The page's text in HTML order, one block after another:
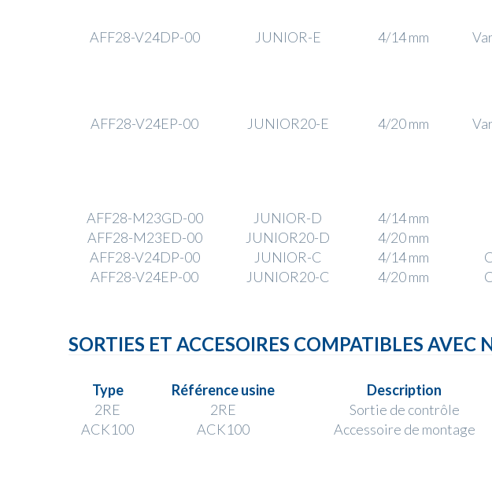
AFF28-V24DP-00
JUNIOR-E 4/14 mm
AFF28-V24EP-00
JUNIOR20-E 4/20 mm
AFF28-M23GD-00
JUNIOR-D 4/14 mm
AFF28-M23ED-00
JUNIOR20-D 4/20 mm
AFF28-V24DP-00
JUNIOR-C 4/14 mm
AFF28-V24EP-00
JUNIOR20-C 4/20 mm
SORTIES ET ACCESOIRES COMPATIBLES AVEC
Type Référence usine Description
2RE
2RE Sortie de contrôle
ACK100
ACK100 Accessoire de montage